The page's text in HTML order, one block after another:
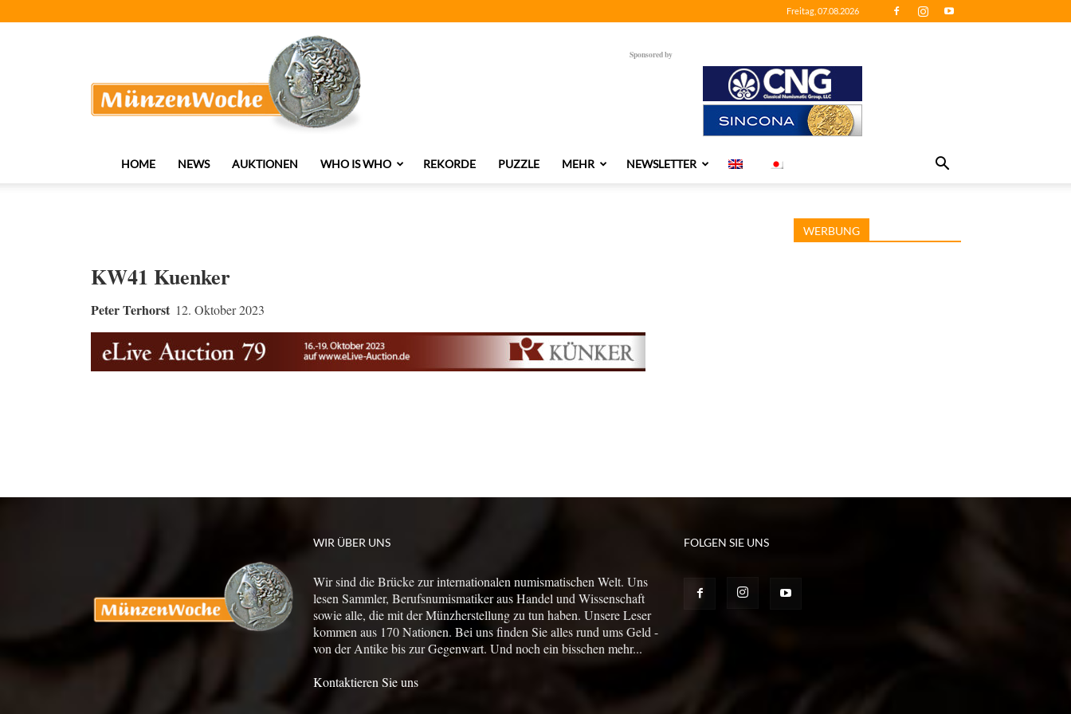
Freitag, 07.08.2026
Sponsored by
HOME NEWS AUKTIONEN WHO IS WHO REKORDE PUZZLE MEHR NEWSLETTER
KW41 Kuenker
Peter Terhorst 12. Oktober 2023
WERBUNG
WIR ÜBER UNS
Wir sind die Brücke zur internationalen numismatischen Welt. Uns
lesen Sammler, Berufsnumismatiker aus Handel und Wissenschaft
sowie alle, die mit der Münzherstellung zu tun haben. Unsere Leser
kommen aus 170 Nationen. Bei uns finden Sie alles rund ums Geld -
von der Antike bis zur Gegenwart. Und noch ein bisschen mehr...
Kontaktieren Sie uns
FOLGEN SIE UNS